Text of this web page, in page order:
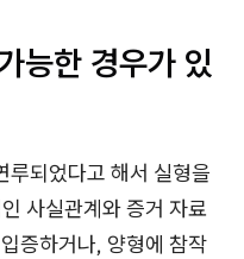
능한 경우가 있
루되었다고 해서 실형을
사실관계와 증거 자료
증하거나, 양형에 참작